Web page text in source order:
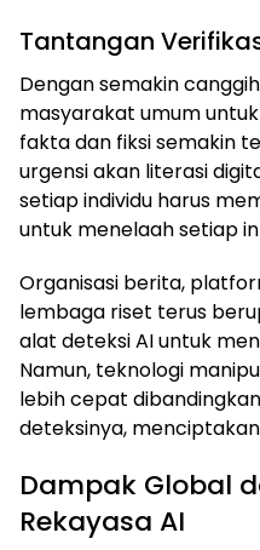
Tantangan
Dengan semakin
masyarakat umum
fakta dan fiksi semakin
urgensi akan literasi
setiap individu harus
untuk menelaah setiap
Organisasi berita,
lembaga riset terus
alat deteksi AI untuk
Namun, teknologi
lebih cepat
deteksinya,
Dampak Global
Rekayasa AI